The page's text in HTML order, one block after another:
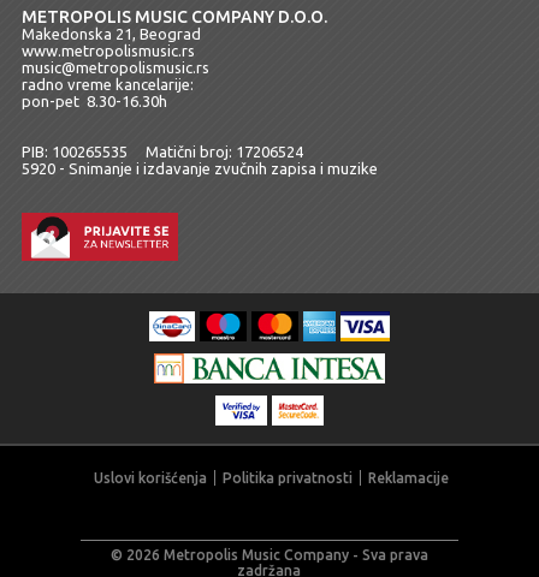
METROPOLIS MUSIC COMPANY D.O.O.
Makedonska 21, Beograd
www.metropolismusic.rs
music@metropolismusic.rs
radno vreme kancelarije:
pon-pet 8.30-16.30h
PIB: 100265535 Matični broj: 17206524
5920 - Snimanje i izdavanje zvučnih zapisa i muzike
© 2026 Metropolis Music Company - Sva prava
zadržana
Uslovi korišćenja Politika privatnosti Reklamacije